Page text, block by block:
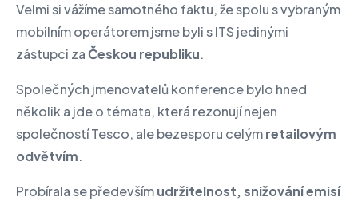
Velmi si vážíme samotného faktu, že spolu s vybraným
mobilním operátorem jsme byli s ITS jedinými
zástupci zaČeskou republiku.
Společných jmenovatelů konference bylo hned
několik a jde o témata, která rezonují nejen
společností Tesco, ale bezesporu celýmretailovým
odvětvím.
Probírala se předevšímudržitelnost, snižování emisí